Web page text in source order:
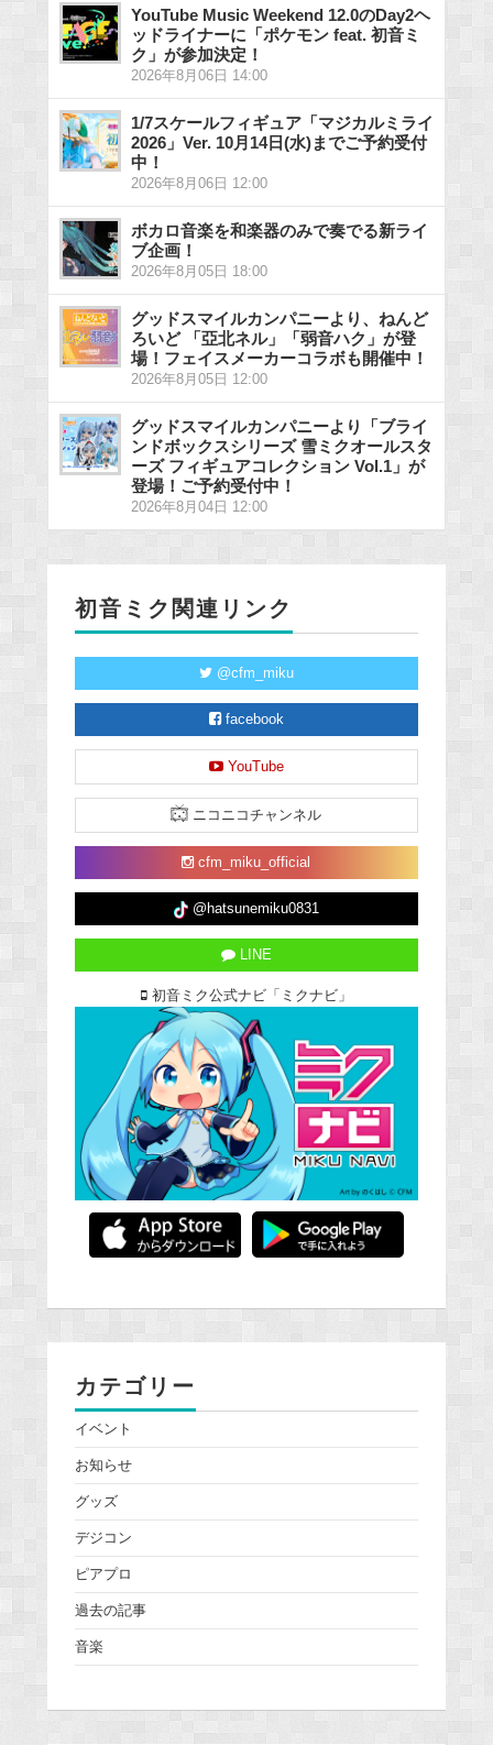
YouTube Music Weekend 12.0のDay2ヘ
ッドライナーに「ポケモン feat. 初音ミ
ク」が参加決定！
2026年8月06日 14:00
1/7スケールフィギュア「マジカルミライ
2026」Ver. 10月14日(水)までご予約受付
中！
2026年8月06日 12:00
ボカロ音楽を和楽器のみで奏でる新ライ
ブ企画！
2026年8月05日 18:00
グッドスマイルカンパニーより、ねんど
ろいど 「亞北ネル」「弱音ハク」が登
場！フェイスメーカーコラボも開催中！
2026年8月05日 12:00
グッドスマイルカンパニーより「ブライ
ンドボックスシリーズ 雪ミクオールスタ
ーズ フィギュアコレクション Vol.1」が
登場！ご予約受付中！
2026年8月04日 12:00
初音ミク関連リンク
@cfm_miku
facebook
YouTube
ニコニコチャンネル
cfm_miku_official
@hatsunemiku0831
LINE
初音ミク公式ナビ「ミクナビ」
カテゴリー
イベント
お知らせ
グッズ
デジコン
ピアプロ
過去の記事
音楽